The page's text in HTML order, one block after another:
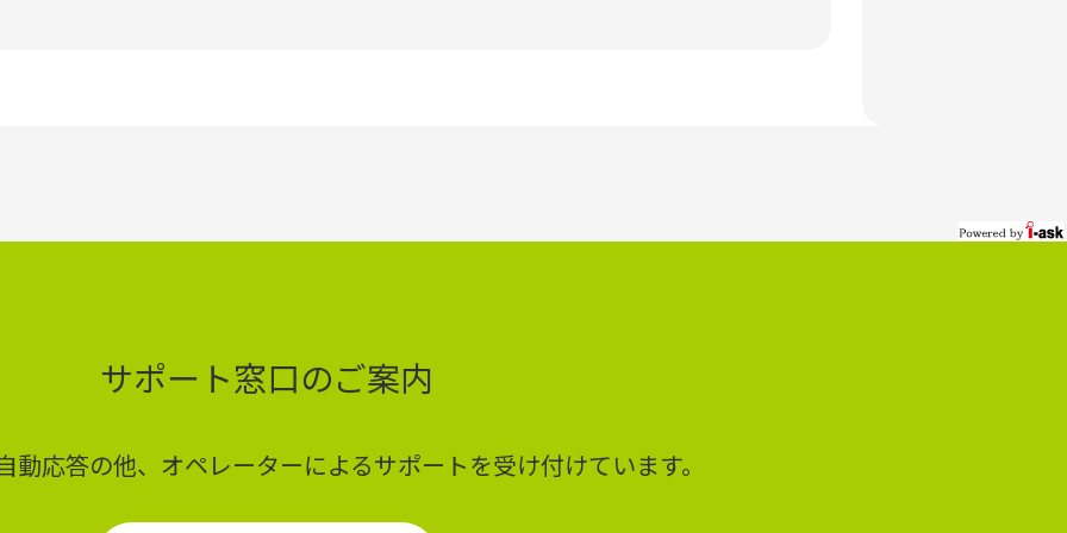
サポート窓口のご案内
動応答の他、オペレーターによるサポートを受け付けています。